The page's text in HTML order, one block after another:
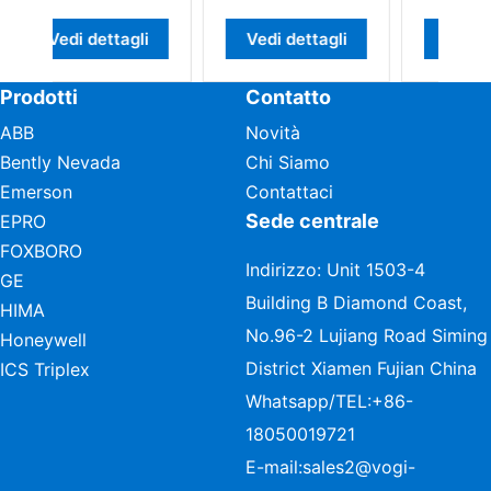
Vedi dettagli
Vedi dettagli
Prodotti
ABB
Bently Nevada
Emerson
EPRO
FOXBORO
GE
HIMA
Honeywell
ICS Triplex
Contatto
Novità
Chi Siamo
Contattaci
Sede centrale
Indirizzo: Unit 1503-4
Building B Diamond Coast,
No.96-2 Lujiang Road Siming
District Xiamen Fujian China
Whatsapp/TEL:+86-
18050019721
E-mail:sales2@vogi-